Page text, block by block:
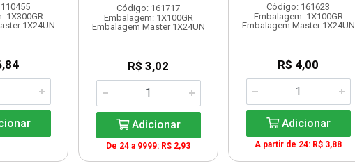
1X300GR
1X24UN
Código: 161717
Embalagem: 1X100GR
Embalagem Master 1X24UN
R$ 3,02
Adicionar
De 24 a 9999: R$ 2,93
Código: 161623
Embalagem: 1X100GR
Embalagem Master 1X24UN
R$ 4,00
Adicionar
A partir de 24: R$ 3,88